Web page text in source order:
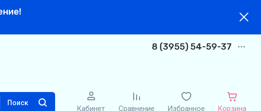
8 (3955) 54-59-37
Поиск
Кабинет Сравнение Избранное Корзина